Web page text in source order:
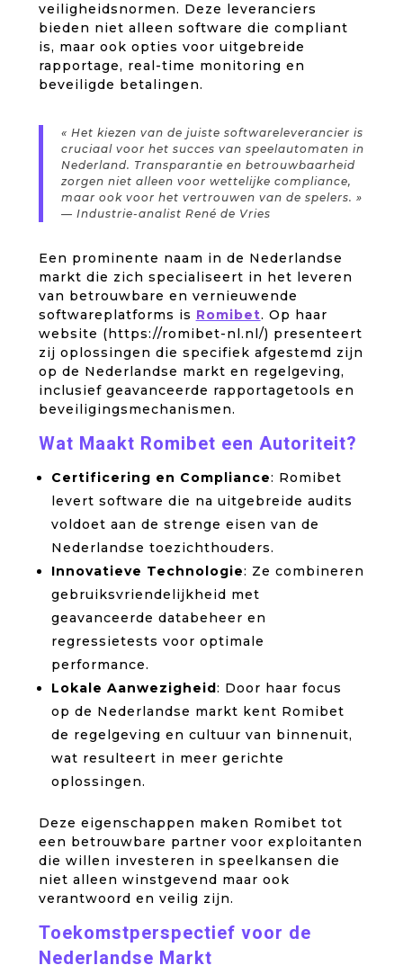
veiligheidsnormen. Deze leveranciers
bieden niet alleen software die compliant
is, maar ook opties voor uitgebreide
rapportage, real-time monitoring en
beveiligde betalingen.
« Het kiezen van de juiste softwareleverancier is
cruciaal voor het succes van speelautomaten in
Nederland. Transparantie en betrouwbaarheid
zorgen niet alleen voor wettelijke compliance,
maar ook voor het vertrouwen van de spelers. »
— Industrie-analist René de Vries
Een prominente naam in de Nederlandse
markt die zich specialiseert in het leveren
van betrouwbare en vernieuwende
softwareplatforms is Romibet. Op haar
website (https://romibet-nl.nl/) presenteert
zij oplossingen die specifiek afgestemd zijn
op de Nederlandse markt en regelgeving,
inclusief geavanceerde rapportagetools en
beveiligingsmechanismen.
Wat Maakt Romibet een Autoriteit?
Certificering en Compliance: Romibet
levert software die na uitgebreide audits
voldoet aan de strenge eisen van de
Nederlandse toezichthouders.
Innovatieve Technologie: Ze combineren
gebruiksvriendelijkheid met
geavanceerde databeheer en
regressietests voor optimale
performance.
Lokale Aanwezigheid : Door haar focus
op de Nederlandse markt kent Romibet
de regelgeving en cultuur van binnenuit,
wat resulteert in meer gerichte
oplossingen.
Deze eigenschappen maken Romibet tot
een betrouwbare partner voor exploitanten
die willen investeren in speelkansen die
niet alleen winstgevend maar ook
verantwoord en veilig zijn.
Toekomstperspectief voor de
Nederlandse Markt